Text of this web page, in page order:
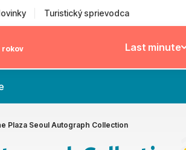
Turistický sprievodca
rokov Last minute
Plaza Seoul Autograph Collection